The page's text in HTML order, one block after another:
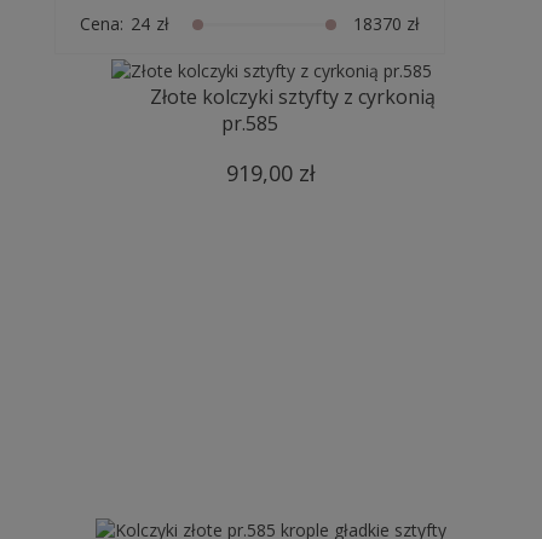
Cena: zł zł
Złote kolczyki sztyfty z cyrkonią
pr.585
919,00 zł